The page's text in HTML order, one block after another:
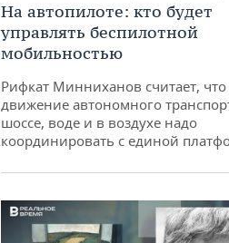
На автопилоте: кто будет
управлять беспилотной
мобильностью
Рифкат Минниханов считает, что
движение автономного
шоссе, воде и в воздухе надо
координировать с единой